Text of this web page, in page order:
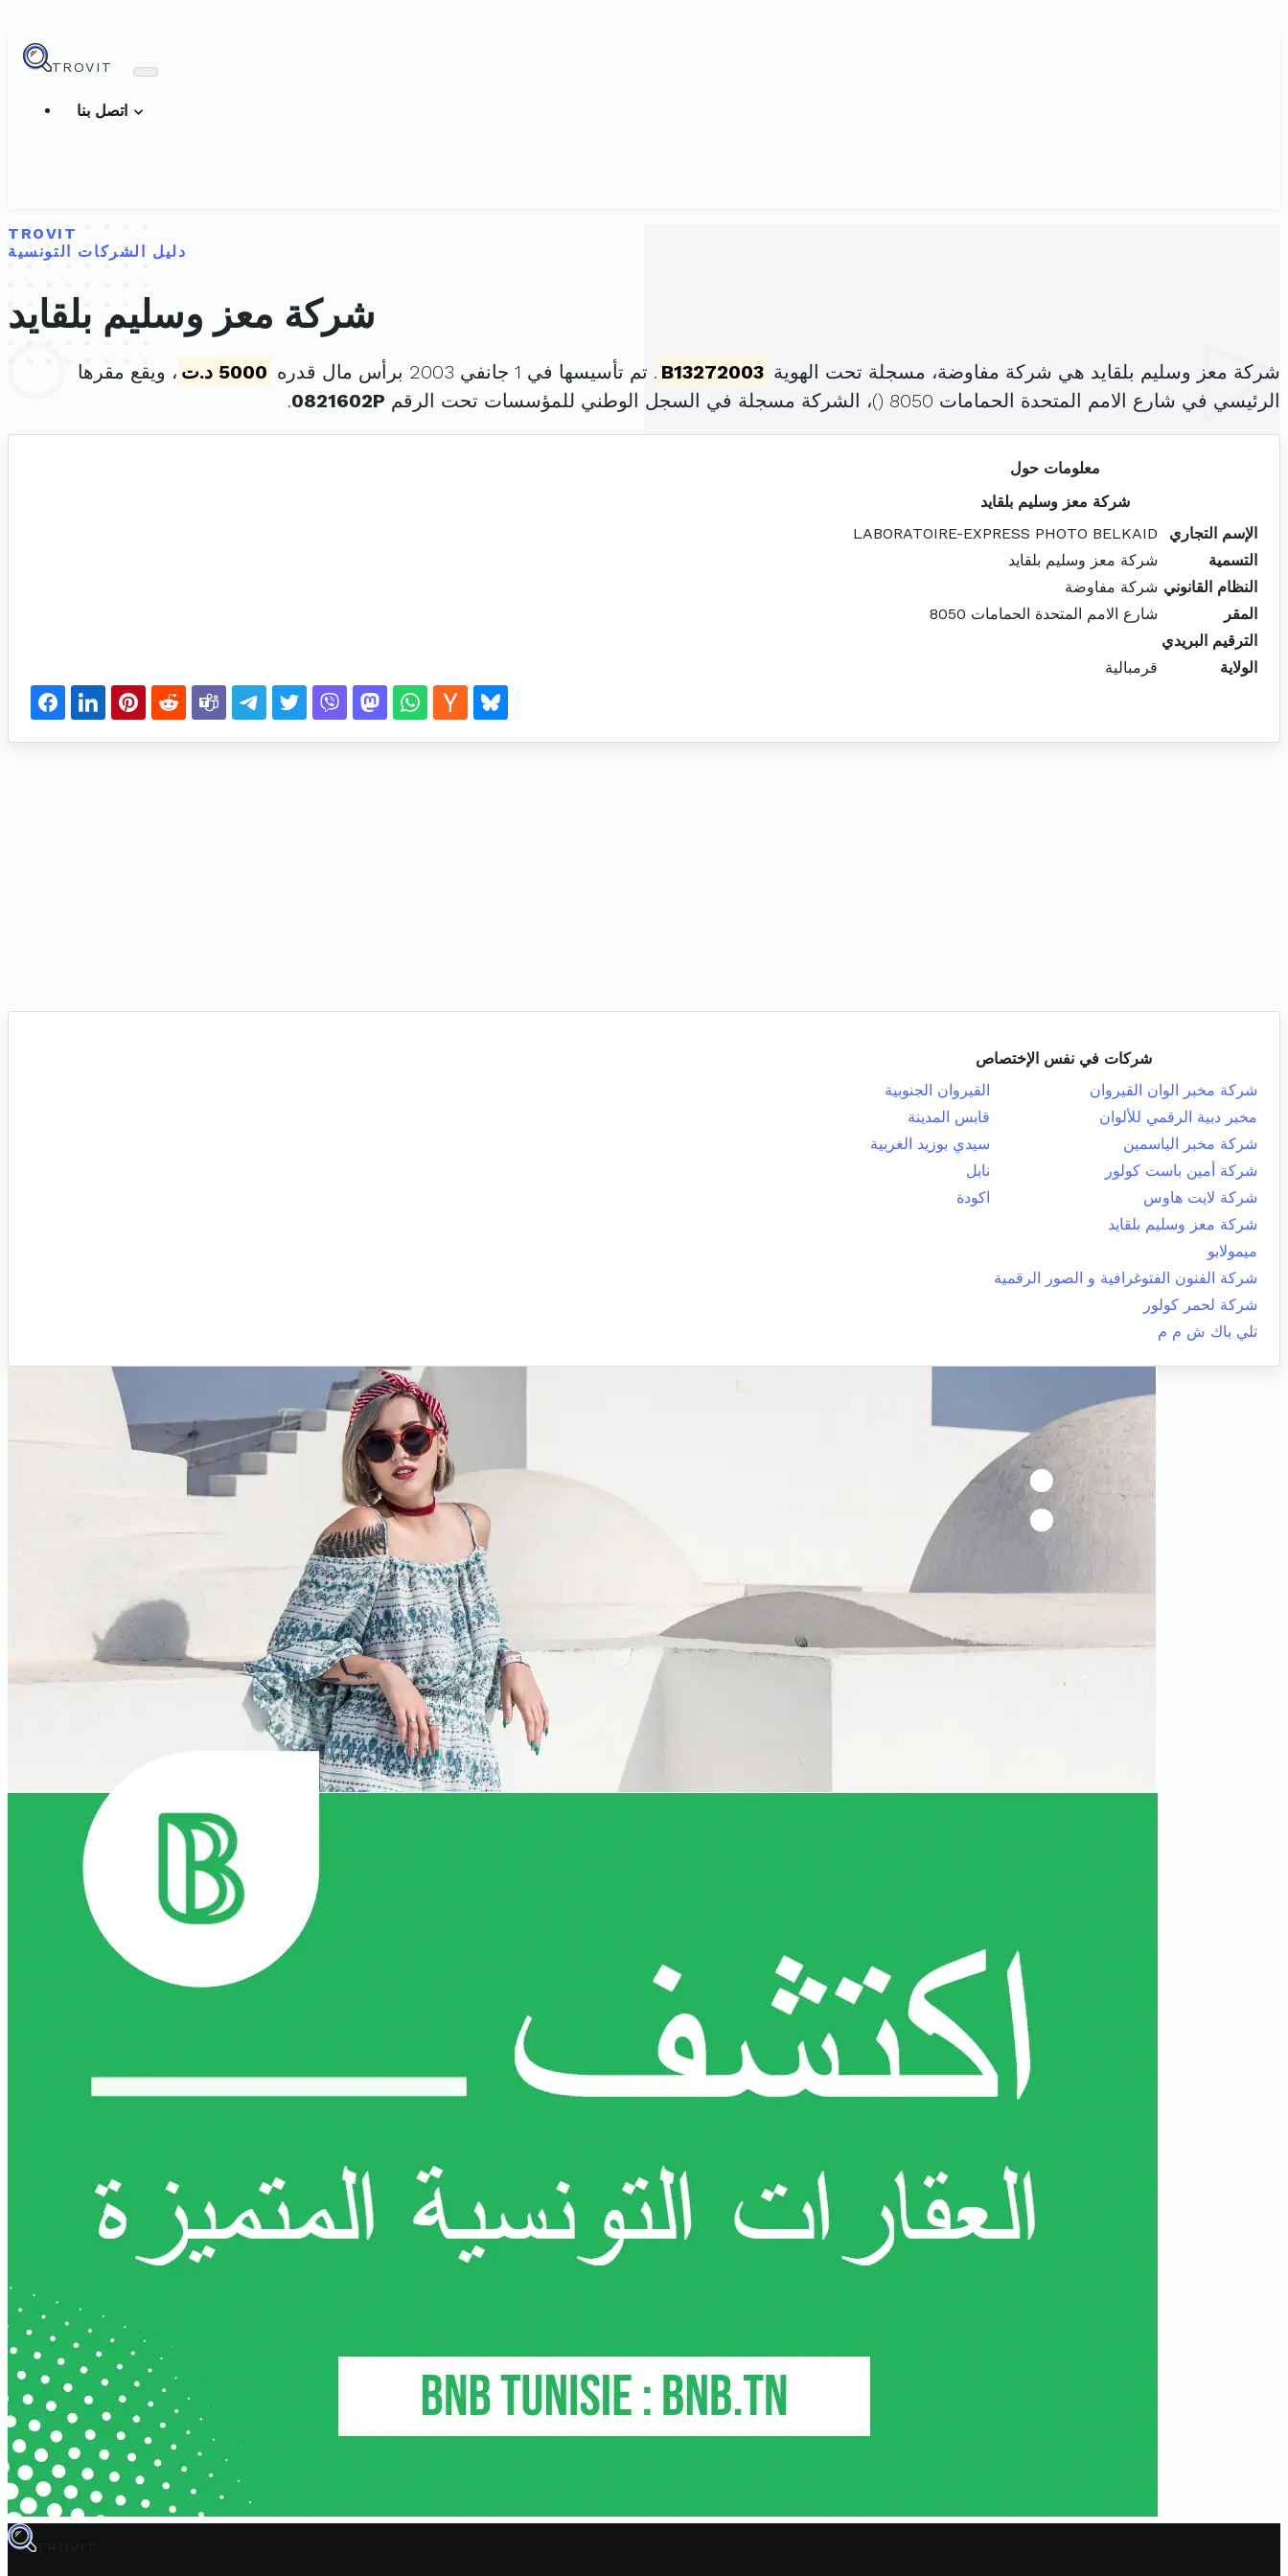
TROVIT
TROVIT
دليل الشركات التونسية
شركة معز وسليم بلقايد
شركة معز وسليم بلقايد هي شركة مفاوضة، مسجلة تحت الهوية B13272003 . تم تأسيسها في 1 جانفي 2003 برأس مال قدره 5000 د.ت
، ويقع مقرها
الرئيسي في شارع الامم المتحدة الحمامات 8050 (
)، الشركة مسجلة في السجل الوطني للمؤسسات تحت الرقم 0821602P
.
معلومات حول
شركة معز وسليم بلقايد
الإسم التجاري
LABORATOIRE-EXPRESS PHOTO BELKAID
التسمية
شركة معز وسليم بلقايد
النظام القانوني شركة مفاوضة
المقر
شارع الامم المتحدة الحمامات 8050
الترقيم البريدي
الولاية
قرمبالية
شركات في نفس الإختصاص
شركة مخبر الوان القيروان
القيروان الجنوبية
مخبر دبية الرقمي للألوان
قابس المدينة
شركة مخبر الياسمين
سيدي بوزيد الغربية
شركة أمين باست كولور
نابل
شركة لايت هاوس
اكودة
شركة معز وسليم بلقايد
ميمولابو
شركة الفنون الفتوغرافية و الصور الرقمية
شركة لحمر كولور
تلي باك ش م م
TROVIT